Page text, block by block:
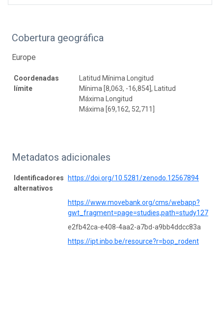
Cobertura geográfica
Europe
Coordenadas
límite
Latitud Mínima Longitud
Mínima [8,063, -16,854], Latitud
Máxima Longitud
Máxima [69,162, 52,711]
Metadatos adicionales
Identificadores
alternativos
https://doi.org/10.5281/zenodo.12567894
https://www.movebank.org/cms/webapp?
e2fb42ca-e408-4aa2-a7bd-a9bb4ddcc83a
https://ipt.inbo.be/resource?r=bop_rodent